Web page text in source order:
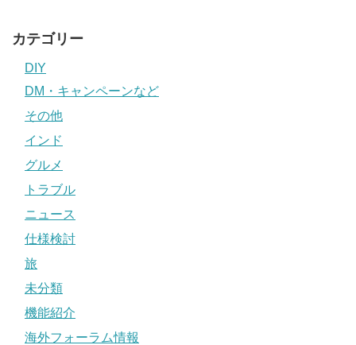
カテゴリー
DIY
DM・キャンペーンなど
その他
インド
グルメ
トラブル
ニュース
仕様検討
旅
未分類
機能紹介
海外フォーラム情報